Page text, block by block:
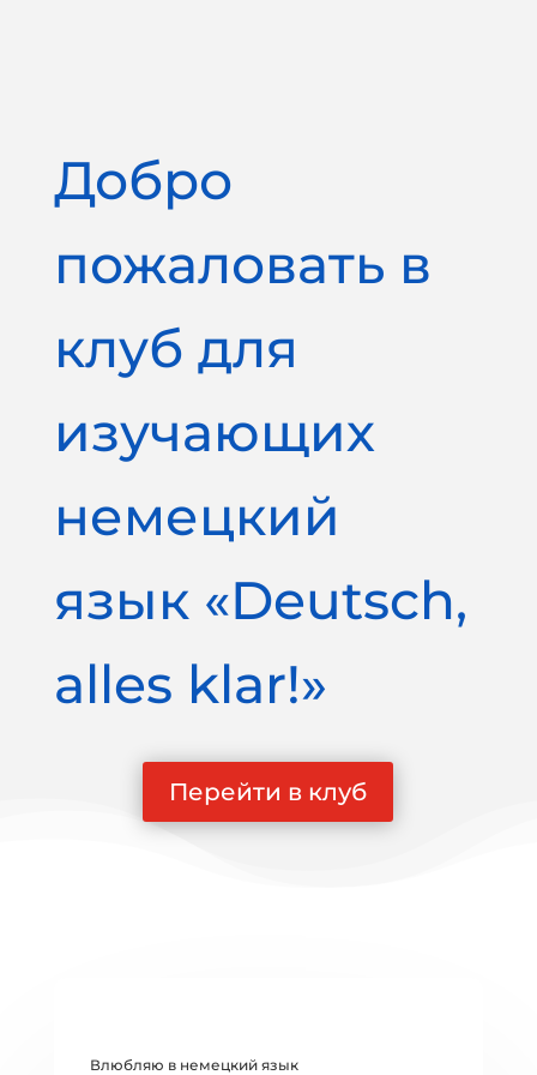
Добро
пожаловать в
клуб для
изучающих
немецкий
язык «Deutsch,
alles klar!»
Перейти в клуб
Влюбляю в немецкий язык